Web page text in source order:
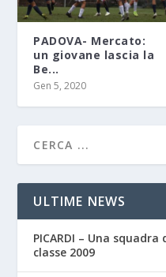
PADOVA- Mercato:
un giovane lascia la
Be...
Gen 5, 2020
ULTIME NEWS
PICARDI – Una
classe 2009